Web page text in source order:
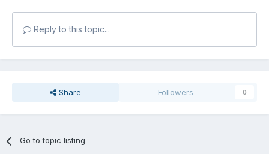
Reply to this topic...
Share Followers 0
Go to topic listing